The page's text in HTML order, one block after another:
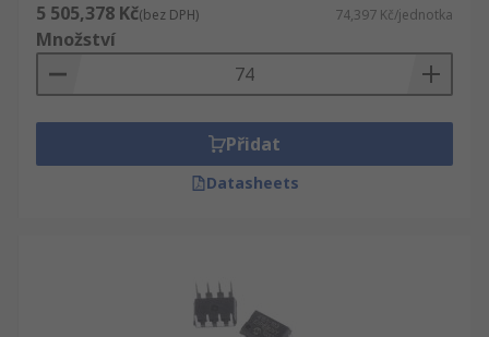
5 505,378 Kč(bez DPH) 74,397 Kč/jednotka
Množství
Přidat
Datasheets